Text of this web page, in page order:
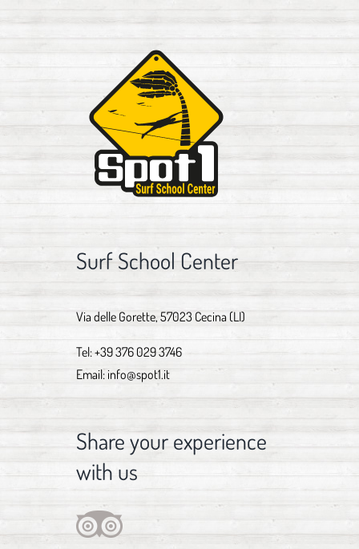
Surf School Center
Via delle Gorette, 57023 Cecina (LI)
Tel:+39 376 029 3746
Email: info@spot1.it
Share your experience
with us